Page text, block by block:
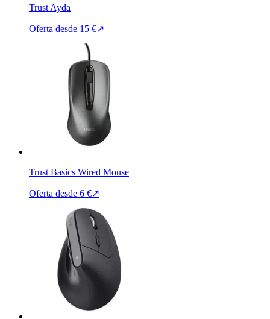
Trust Ayda
Oferta desde 15 €↗
Trust Basics Wired Mouse
Oferta desde 6 €↗